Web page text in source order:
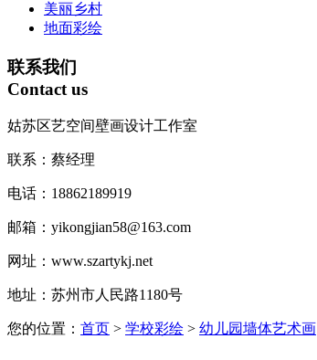
美丽乡村
地面彩绘
联系我们
Contact us
姑苏区艺空间壁画设计工作室
联系：蔡经理
电话：18862189919
邮箱：yikongjian58@163.com
网址：www.szartykj.net
地址：苏州市人民路1180号
您的位置： 首页 > 学校彩绘 > 幼儿园墙体艺术画